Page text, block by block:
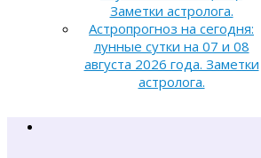
Заметки астролога.
Астропрогноз на сегодня:
лунные сутки на 07 и 08
августа 2026 года. Заметки
астролога.